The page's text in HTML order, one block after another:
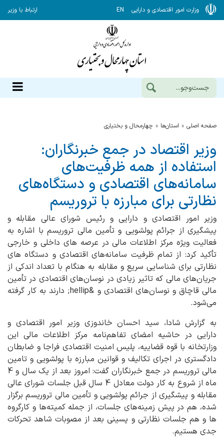
وزارت امور اقتصادی و دارایی EN ارتباط با وزیر
صفحه اصلی استان‌ها چهارمحال و بختياري
وزیر اقتصاد در جمع خبرنگاران:
استفاده از همه ظرفیت‌های
سامانه‌های اقتصادی و دستگاه‌های
نظارتی برای مبارزه با تروریسم
وزیر امور اقتصادی و دارایی و رئیس شورای عالی مقابله و
پیشگیری از جرائم پولشویی و تأمین مالی تروریسم با اشاره به
فعالیت‌ ویژه مرکز اطلاعات مالی در عرصه های داخلی و خارجی
تأکید کرد: از تمام ظرفیت سامانه‌های اقتصادی و دستگاه های
نظارتی برای شناسایی سریع و مقابله به هنگام با تعداد اندکی از
جریان‌های مالی که تاثیر زیادی در نوسان‌های اقتصادی در تأمین
مالی قاچاق و نوسان‌های اقتصادی و &hellip; دارند به کار گرفته
می‌شود.
به گزارش شادا، سید احسان خاندوزی وزیر امور اقتصادی و
دارایی در حاشیه امضای تفاهم‌نامه مرکز اطلاعات مالی این
وزارتخانه با قوه قضاییه، پلیس امنیت اقتصادی فراجا و ضابطان
دادگستری در اجرای تکالیف و قوانین مبارزه با پولشویی و تامین
مالی تروریسم در جمع خبرنگاران گفت: امروز بعد از یک سال و 4
ماه از شروع به کار دولت معادل 4 سال قبل جلسات شورای عالی
مقابله و پیشگیری از جرائم پولشویی و تأمین مالی تروریسم برگزار
شده، هم در پیش زمینه‌های جلسات، از جمله کمیته‌ها و کارگروه
ها و هم جلسات نظارتی و پسینی بعد از مصوبات شاهد تحرکات
جدی هستیم.